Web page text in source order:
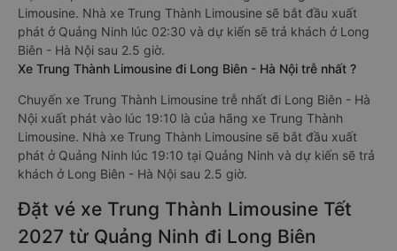
Limousine. Nhà xe Trung Thành Limousine sẽ bắt đầu xuất
phát ở Quảng Ninh lúc 02:30 và dự kiến sẽ trả khách ở Long
Biên - Hà Nội sau 2.5 giờ.
Xe Trung Thành Limousine đi Long Biên - Hà Nội trễ nhất ?
Chuyến xe Trung Thành Limousine trễ nhất đi Long Biên - Hà
Nội xuất phát vào lúc 19:10 là của hãng xe Trung Thành
Limousine. Nhà xe Trung Thành Limousine sẽ bắt đầu xuất
phát ở Quảng Ninh lúc 19:10 tại Quảng Ninh và dự kiến sẽ trả
khách ở Long Biên - Hà Nội sau 2.5 giờ.
Đặt vé xe Trung Thành Limousine Tết
2027 từ Quảng Ninh đi Long Biên